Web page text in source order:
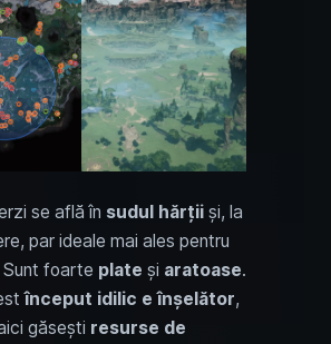
se află în sudul hărții și, la
par ideale mai ales pentru
foarte plate și aratoase.
început idilic e înșelător,
găsești resurse de